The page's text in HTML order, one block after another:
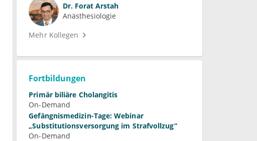
Dr. Forat Arstah
Anästhesiologie
Mehr Kollegen
Fortbildungen
Primär biliäre Cholangitis
On-Demand
Gefängnismedizin-Tage: Webinar
„Substitutionsversorgung im Strafvollzug“
On-Demand